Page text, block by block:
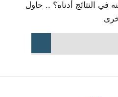
في النتائج أدناه؟ .. حاول